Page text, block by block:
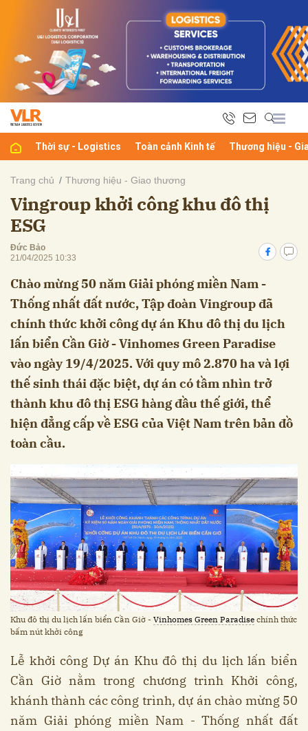
Thời sự - Logistics Toàn cảnh Kinh tế Thương hiệu -
Trang chủ Thương hiệu - Giao thương
Vingroup khởi công khu đô thị
ESG
Đức Bảo
21/04/2025 10:33
Chào mừng 50 năm Giải phóng miền Nam -
Thống nhất đất nước, Tập đoàn Vingroup đã
chính thức khởi công dự án Khu đô thị du lịch
lấn biển Cần Giờ - Vinhomes Green Paradise
vào ngày 19/4/2025. Với quy mô 2.870 ha và lợi
thế sinh thái đặc biệt, dự án có tầm nhìn trở
thành khu đô thị ESG hàng đầu thế giới, thể
hiện đẳng cấp về ESG của Việt Nam trên bản đồ
toàn cầu.
Khu đô thị du lịch lấn biển Cần Giờ - Vinhomes Green Paradise chính thức
bấm nút khởi công
Lễ khởi công Dự án Khu đô thị du lịch lấn biển
Cần Giờ nằm trong chương trình Khởi công,
khánh thành các công trình, dự án chào mừng 50
năm Giải phóng miền Nam - Thống nhất đất
luận
Hủy